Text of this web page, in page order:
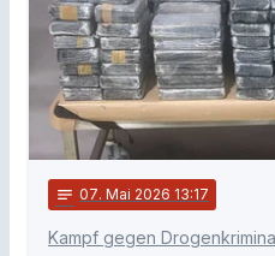
notes 07. Mai 2026 13:17
Kampf gegen